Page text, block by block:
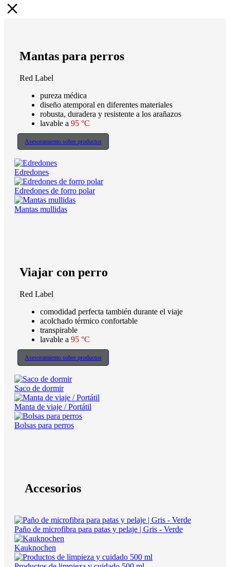
Mantas para perros
Red Label
pureza médica
diseño atemporal en diferentes materiales
robusta, duradera y resistente a los arañazos
lavable a 95 °C
Asesoramiento sobre productos
Edredones
Edredones de forro polar
Mantas mullidas
Viajar con perro
Red Label
comodidad perfecta también durante el viaje
acolchado térmico confortable
transpirable
lavable a 95 °C
Asesoramiento sobre productos
Saco de dormir
Manta de viaje / Portátil
Bolsas para perros
Accesorios
Paño de microfibra para patas y pelaje | Gris - Verde
Kauknochen